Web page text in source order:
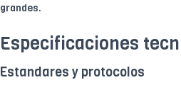
grandes.
Especificaciones
Estandares y protocolos